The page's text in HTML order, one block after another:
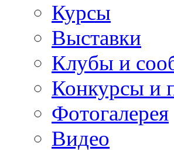
Курсы
Выставки
Клубы и
Конкурсы и
Фотогалерея
Видео